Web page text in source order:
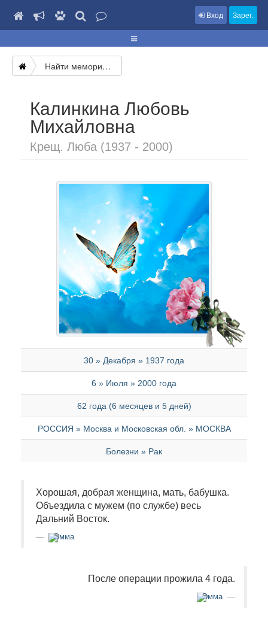
Вход Зарег.
Найти мемориал
Калинкина Любовь
Михайловна
Крещ. Люба (1937 - 2000)
30 » Декабря » 1937 года
6 » Июля » 2000 года
62 года (6 месяцев и 5 дней)
РОССИЯ » Москва и Московская обл. » МОСКВА
Болезни » Рак
Хорошая, добрая женщина, мать, бабушка.
Объездила с мужем (по службе) весь
Дальний Восток.
Эмма
После операции прожила 4 года.
Эмма